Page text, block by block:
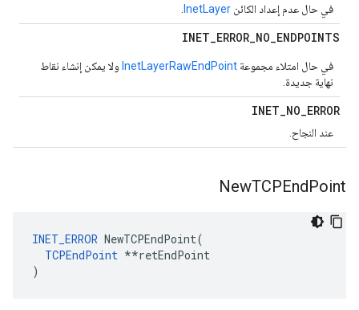
في حال عدم إعداد الكائن InetLayer
INET_ERROR_NO_ENDPOINTS
في حال امتلاء مجموعة InetLayerRawEndPoint
ولا يمكن إنشاء نقاط
نهاية جديدة.
INET_NO_ERROR
عند النجاح.
NewTCPEndPoint
INET_ERROR NewTCPEndPoint(
TCPEndPoint **retEndPoint
)